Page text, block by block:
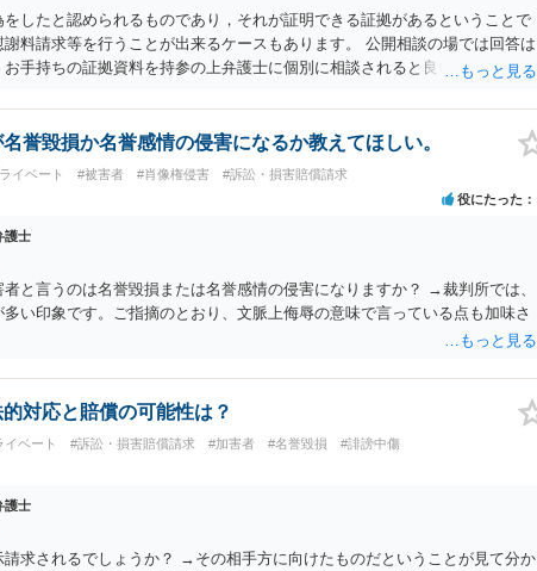
したと認められるものであり，それが証明できる証拠があるということで
料請求等を行うことが出来るケースもあります。 公開相談の場では回答は
手持ちの証拠資料を持参の上弁護士に個別に相談されると良いでしょう。
誉毀損か名誉感情の侵害になるか教えてほしい。
イベート #被害者 #肖像権侵害 #訴訟・損害賠償請求
役にたった
護士
と言うのは名誉毀損または名誉感情の侵害になりますか？ →裁判所では、
い印象です。ご指摘のとおり、文脈上侮辱の意味で言っている点も加味さ
対応と賠償の可能性は？
ベート #訴訟・損害賠償請求 #加害者 #名誉毀損 #誹謗中傷
護士
求されるでしょうか？ →その相手方に向けたものだということが見て分か